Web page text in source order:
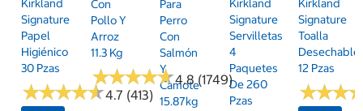
Kirkland
Signature
Papel
Higiénico
30 Pzas
★★★★★
★★★★★4.7 (413)
Con
Pollo Y
Arroz
11.3 Kg
★★★★★
★★★★★4.8 (1749)
Para
Perro
Con
Salmón
Y
Camote
15.87kg
Kirkland
Signature
Servilletas
4
Paquetes
De 260
Pzas
Kirkland
Signature
Toalla
Desechable
12 Pzas
★★★
★★★